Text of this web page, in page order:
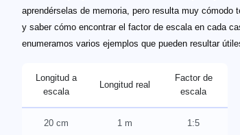
aprendérselas de memoria, pero resulta muy cómodo
y saber cómo encontrar el factor de escala en cada
enumeramos varios ejemplos que pueden resultar
Longitud a
escala
Longitud real
Factor de
escala
20 cm 1 m 1:5